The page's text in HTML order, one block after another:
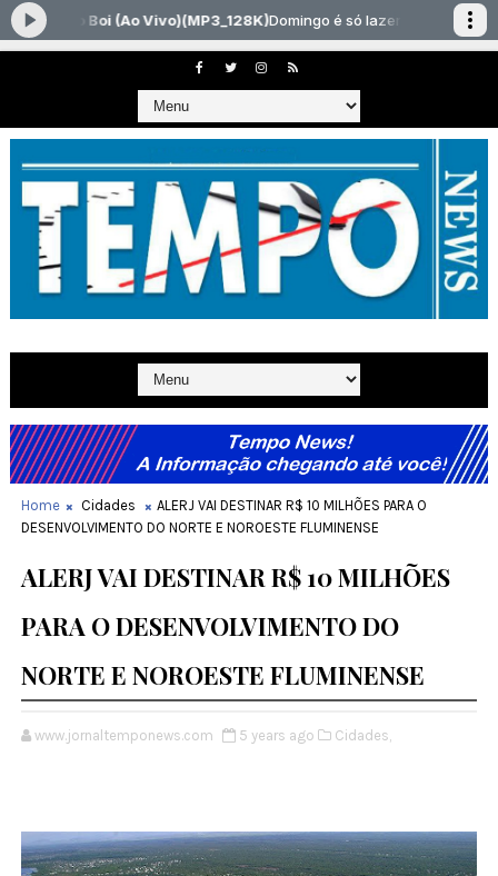
Home Cidades
ALERJ VAI DESTINAR R$ 10 MILHÕES PARA O
DESENVOLVIMENTO DO NORTE E NOROESTE FLUMINENSE
ALERJ VAI DESTINAR R$ 10 MILHÕES
PARA O DESENVOLVIMENTO DO
NORTE E NOROESTE FLUMINENSE
www.jornaltemponews.com 5 years ago Cidades,